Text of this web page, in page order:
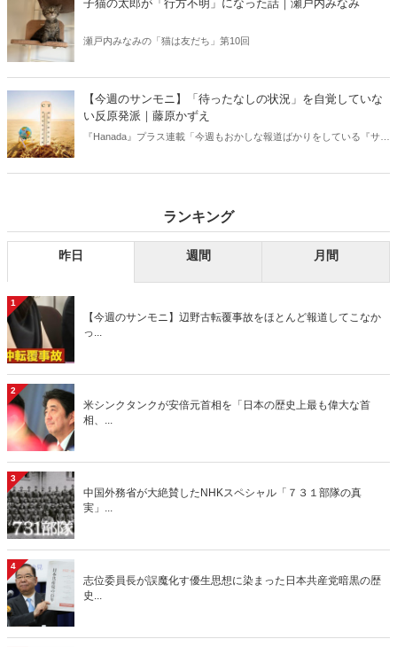
子猫の太郎が「行方不明」になった話｜瀬戸内みなみ
瀬戸内みなみの「猫は友だち」第10回
【今週のサンモニ】「待ったなしの状況」を自覚していな
い反原発派｜藤原かずえ
『Hanada』プラス連載「今週もおかしな報道ばかりをしている『サン
ランキング
昨日 週間 月間
1
【今週のサンモニ】辺野古転覆事故をほとんど報道してこなか
っ...
2
米シンクタンクが安倍元首相を「日本の歴史上最も偉大な首
相、...
3
中国外務省が大絶賛したNHKスペシャル「７３１部隊の真
実」...
4
志位委員長が誤魔化す優生思想に染まった日本共産党暗黒の歴
史...